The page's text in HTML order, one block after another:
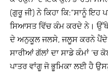
(ਗੁਰੂ ਜੀ) ਨੇ ਕਿਹਾ ਕਿ:“ਸਾਨੂੰ
ਸਿਆਸਤ ਵਿੱਚ ਕੰਮ ਕਰਦੇ ਨੇ।
ਦੇ ਅਨੁਕੂਲ ਜਲਸੇ, ਜਲੂਸ ਕਰਨੇ ਪੈਂਦੇ
ਸਾਰੀਆਂ ਗੱਲਾਂ ਦਾ ਸਾਡੇ ਕੰਮਾਂ ‘ਚ
ਪਾਤਰ ਵਾਂਗੂ ਜੋ ਭੂਮਿਕਾ ਲਈ ਹੈ